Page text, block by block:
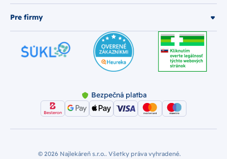
Pre firmy
Bezpečná platba
© 2026 Najlekáreň s.r.o.. Všetky práva vyhradené.